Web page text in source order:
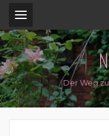
Der Weg